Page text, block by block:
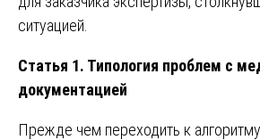
ситуацией.
Статья 1. Типология проблем с
документацией
Прежде чем переходить к